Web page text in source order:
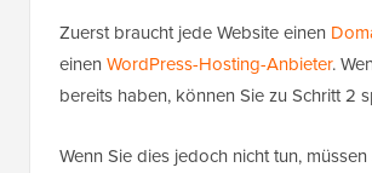
Zuerst braucht jede Website einen
einen WordPress-Hosting-Anbieter.
bereits haben, können Sie zu Schritt 2
Wenn Sie dies jedoch nicht tun, müssen